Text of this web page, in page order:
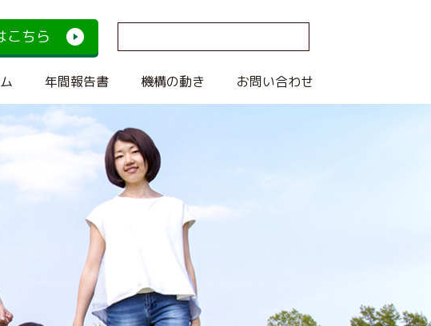
こちら
年間報告書 機構の動き お問い合わせ